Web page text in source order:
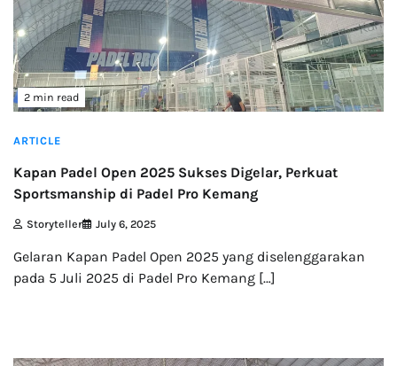
2 min read
ARTICLE
Kapan Padel Open 2025 Sukses Digelar, Perkuat
Sportsmanship di Padel Pro Kemang
Storyteller July 6, 2025
Gelaran Kapan Padel Open 2025 yang diselenggarakan
pada 5 Juli 2025 di Padel Pro Kemang […]